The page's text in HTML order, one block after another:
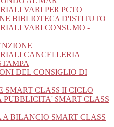
VARI PER PCTO
BIBLIOTECA D'ISTITUTO
VARI CONSUMO -
CANCELLERIA
DEL CONSIGLIO DI
SMART CLASS II CICLO
PUBBLICITA' SMART CLASS
A BILANCIO SMART CLASS